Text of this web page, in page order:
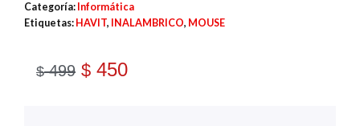
Categoría: Informática
Etiquetas: HAVIT, INALAMBRICO, MOUSE
$499 $ 450